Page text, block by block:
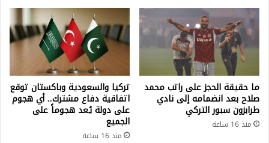
ما حقيقة الحجز على راتب محمد
صلاح بعد انضمامه إلى نادي
طرابزون سبور التركي
منذ 16 ساعة
تركيا والسعودية وباكستان توقع
اتفاقية دفاع مشترك.. أي هجوم
على دولة يُعد هجوماً على
الجميع
منذ 16 ساعة